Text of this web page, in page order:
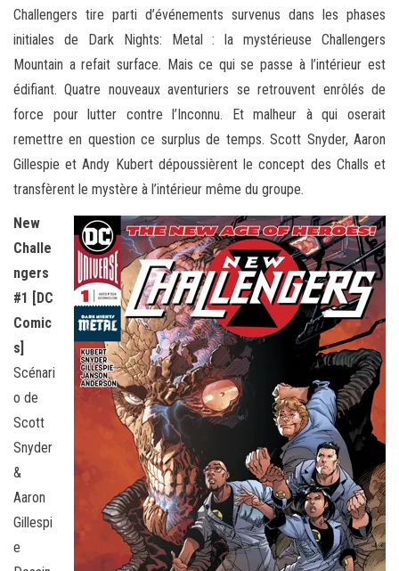
Challengers tire parti d’événements survenus dans les phases
initiales de Dark Nights: Metal : la mystérieuse Challengers
Mountain a refait surface. Mais ce qui se passe à l’intérieur est
édifiant. Quatre nouveaux aventuriers se retrouvent enrôlés de
force pour lutter contre l’Inconnu. Et malheur à qui oserait
remettre en question ce surplus de temps. Scott Snyder, Aaron
Gillespie et Andy Kubertdépoussièrent le concept des Challs et
transfèrent le mystère à l’intérieur même du groupe.
New
Challe
ngers
#1 [DC
Comic
s]
Scénari
o de
Scott
Snyder
&
Aaron
Gillespi
e